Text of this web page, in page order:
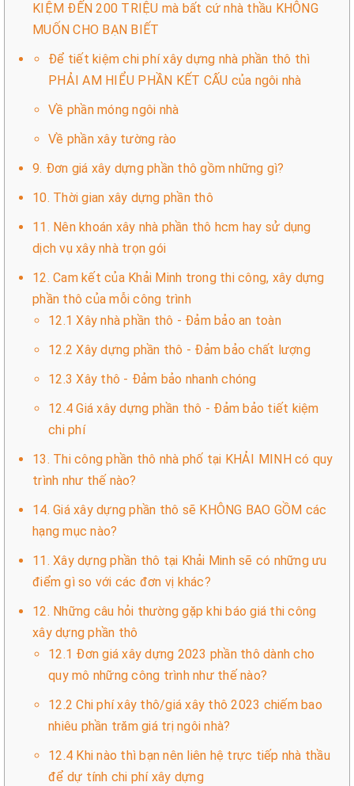
KIỆM ĐẾN 200 TRIỆU mà bất cứ nhà thầu KHÔNG
MUỐN CHO BẠN BIẾT
Để tiết kiệm chi phí xây dựng nhà phần thô thì
PHẢI AM HIỂU PHẦN KẾT CẤU của ngôi nhà
Về phần móng ngôi nhà
Về phần xây tường rào
9. Đơn giá xây dựng phần thô gồm những gì?
10. Thời gian xây dựng phần thô
11. Nên khoán xây nhà phần thô hcm hay sử dụng
dịch vụ xây nhà trọn gói
12. Cam kết của Khải Minh trong thi công, xây dựng
phần thô của mỗi công trình
12.1 Xây nhà phần thô - Đảm bảo an toàn
12.2 Xây dựng phần thô - Đảm bảo chất lượng
12.3 Xây thô - Đảm bảo nhanh chóng
12.4 Giá xây dựng phần thô - Đảm bảo tiết kiệm
chi phí
13. Thi công phần thô nhà phố tại KHẢI MINH có quy
trình như thế nào?
14. Giá xây dựng phần thô sẽ KHÔNG BAO GỒM các
hạng mục nào?
11. Xây dựng phần thô tại Khải Minh sẽ có những ưu
điểm gì so với các đơn vị khác?
12. Những câu hỏi thường gặp khi báo giá thi công
xây dựng phần thô
12.1 Đơn giá xây dựng 2023 phần thô dành cho
quy mô những công trình như thế nào?
12.2 Chi phí xây thô/giá xây thô 2023 chiếm bao
nhiêu phần trăm giá trị ngôi nhà?
12.4 Khi nào thì bạn nên liên hệ trực tiếp nhà thầu
để dự tính chi phí xây dựng